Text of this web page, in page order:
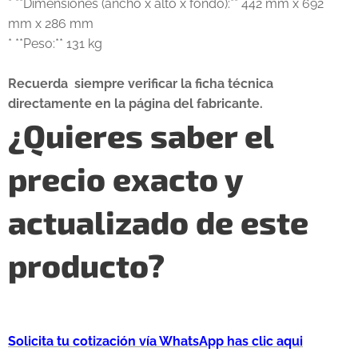
* **Dimensiones (ancho x alto x fondo):** 442 mm x 692
mm x 286 mm
* **Peso:** 131 kg
Recuerda siempre verificar la ficha técnica
directamente en la página del fabricante.
¿Quieres saber el
precio exacto y
actualizado de este
producto?
Solicita tu cotización vía WhatsApp has clic aqui